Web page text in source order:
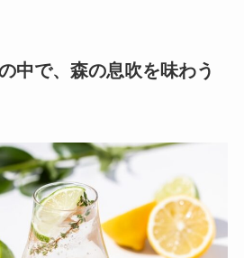
中で、森の息吹を味わう